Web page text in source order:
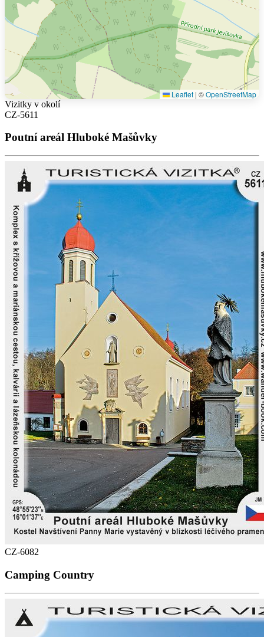
Leaflet | ©OpenStreetMap
Vizitky v okolí
CZ-5611
Poutní areál Hluboké Mašůvky
CZ-6082
Camping Country